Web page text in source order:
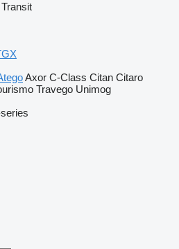
Transit
Axor C-Class Citan Citaro
Travego Unimog